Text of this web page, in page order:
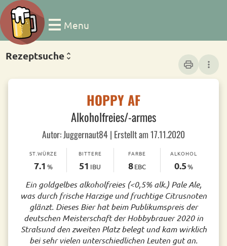
Menu
Rezeptsuche
print more_vert
HOPPY AF
Alkoholfreies/-armes
Autor: Juggernaut84 | Erstellt am 17.11.2020
ST.WÜRZE
7.1 %
BITTERE
51 IBU
FARBE
8EBC
ALKOHOL
0.5%
Ein goldgelbes alkoholfreies (<0,5% alk.) Pale Ale,
was durch frische Harzige und fruchtige Citrusnoten
glänzt. Dieses Bier hat beim Publikumspreis der
deutschen Meisterschaft der Hobbybrauer 2020 in
Stralsund den zweiten Platz belegt und kam wirklich
bei sehr vielen unterschiedlichen Leuten gut an.